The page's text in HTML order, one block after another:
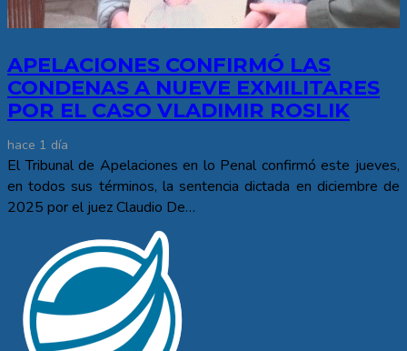
APELACIONES CONFIRMÓ LAS
CONDENAS A NUEVE EXMILITARES
POR EL CASO VLADIMIR ROSLIK
hace 1 día
El Tribunal de Apelaciones en lo Penal confirmó este jueves,
en todos sus términos, la sentencia dictada en diciembre de
2025 por el juez Claudio De…